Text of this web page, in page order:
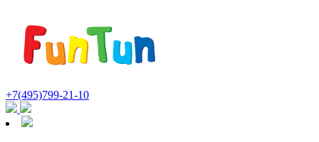
+7(495)799-21-10